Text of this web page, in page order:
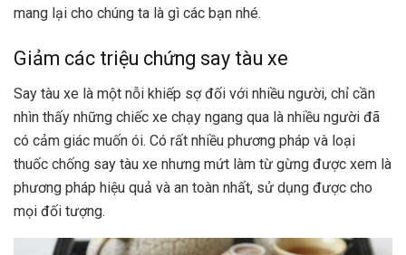
mang lại cho chúng ta là gì các bạn nhé.
Giảm các triệu chứng say tàu xe
Say tàu xe là một nỗi khiếp sợ đối với nhiều người, chỉ cần
nhìn thấy những chiếc xe chạy ngang qua là nhiều người đã
có cảm giác muốn ói. Có rất nhiều phương pháp và loại
thuốc chống say tàu xe nhưng mứt làm từ gừng được xem là
phương pháp hiệu quả và an toàn nhất, sử dụng được cho
mọi đối tượng.